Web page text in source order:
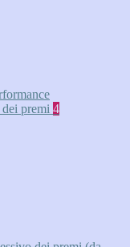
premi 4